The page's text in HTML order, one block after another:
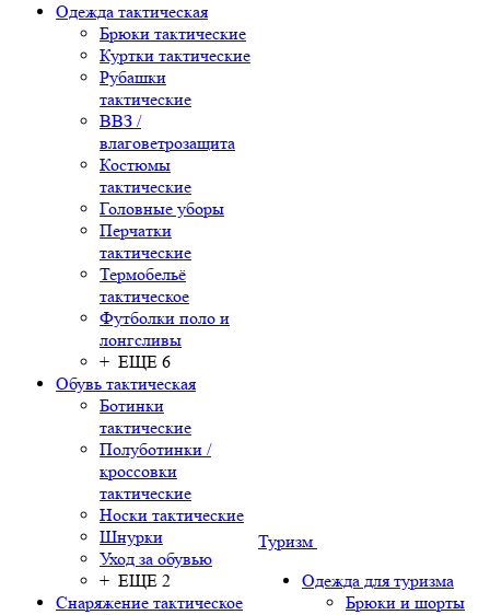
Одежда тактическая
Брюки тактические
Куртки тактические
Рубашки
тактические
ВВЗ /
влаговетрозащита
Костюмы
тактические
Головные уборы
Перчатки
тактические
Термобельё
тактическое
Футболки поло и
лонгсливы
+ ЕЩЕ 6
Обувь тактическая
Ботинки
тактические
Полуботинки /
кроссовки
тактические
Носки тактические
Шнурки
Уход за обувью
+ ЕЩЕ 2
Снаряжение тактическое
Туризм
Одежда для туризма
Брюки и шорты